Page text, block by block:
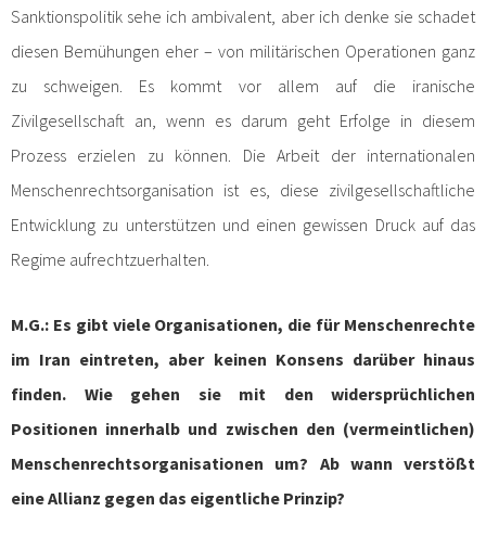
Sanktionspolitik sehe ich ambivalent, aber ich denke sie schadet
diesen Bemühungen eher – von militärischen Operationen ganz
zu schweigen. Es kommt vor allem auf die iranische
Zivilgesellschaft an, wenn es darum geht Erfolge in diesem
Prozess erzielen zu können. Die Arbeit der internationalen
Menschenrechtsorganisation ist es, diese zivilgesellschaftliche
Entwicklung zu unterstützen und einen gewissen Druck auf das
Regime aufrechtzuerhalten.
M.G.: Es gibt viele Organisationen, die für Menschenrechte
im Iran eintreten, aber keinen Konsens darüber hinaus
finden. Wie gehen sie mit den widersprüchlichen
Positionen innerhalb und zwischen den (vermeintlichen)
Menschenrechtsorganisationen um? Ab wann verstößt
eine Allianz gegen das eigentliche Prinzip?